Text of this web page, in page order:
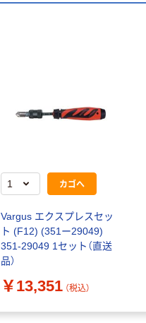
カゴへ
Vargus エクスプレスセッ
ト (F12) (351ー29049)
351-29049 1セット（直送
品）
￥13,351 （税込）